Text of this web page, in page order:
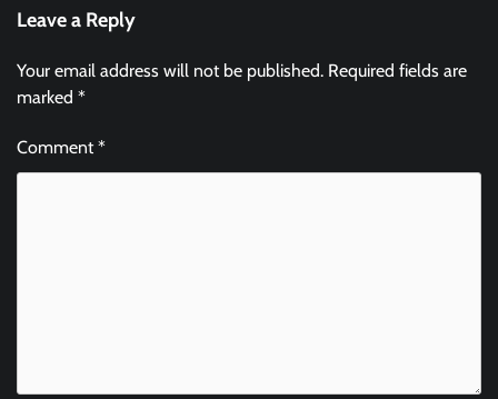
Leave a Reply
Your email address will not be published. Required fields are
marked *
Comment*